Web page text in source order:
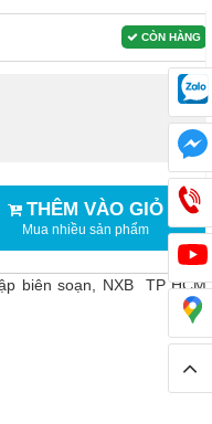
CÒN HÀNG
THÊM VÀO GIỎ
Mua nhiều sản phẩm
biên soạn, NXB TP HCM